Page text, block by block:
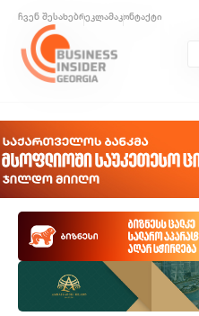
ჩვენ შესახებრეკლამაკონტაქტი